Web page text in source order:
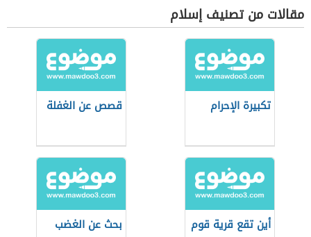
مقالات من تصنيف إسلام
تكبيرة الإحرام قصص عن الغفلة
أين تقع قرية قوم
بحث عن الغضب